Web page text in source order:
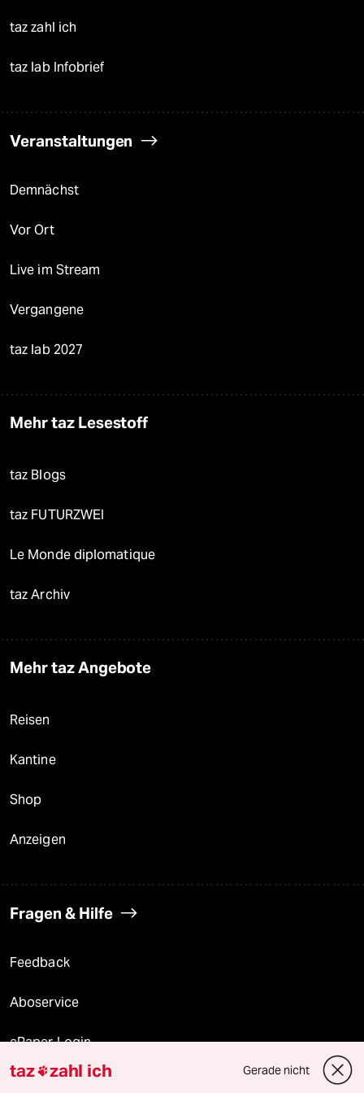
taz zahl ich
taz lab Infobrief
Veranstaltungen
Demnächst
Vor Ort
Live im Stream
Vergangene
taz lab 2027
Mehr taz Lesestoff
taz Blogs
taz FUTURZWEI
Le Monde diplomatique
taz Archiv
Mehr taz Angebote
Reisen
Kantine
Shop
Anzeigen
Fragen & Hilfe
Feedback
Aboservice
ePaper Login
Downloads für Abonnierende
taz zahl ich Gerade nicht